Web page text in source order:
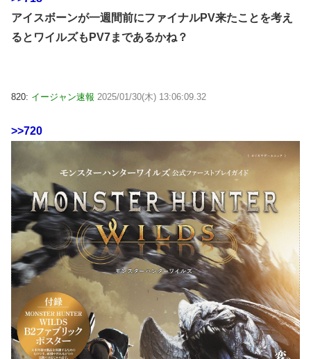
アイスボーンが一週間前にファイナルPV来たことを考え
るとワイルズもPV7まであるかね？
820: イージャン速報 2025/01/30(木) 13:06:09.32
>>720